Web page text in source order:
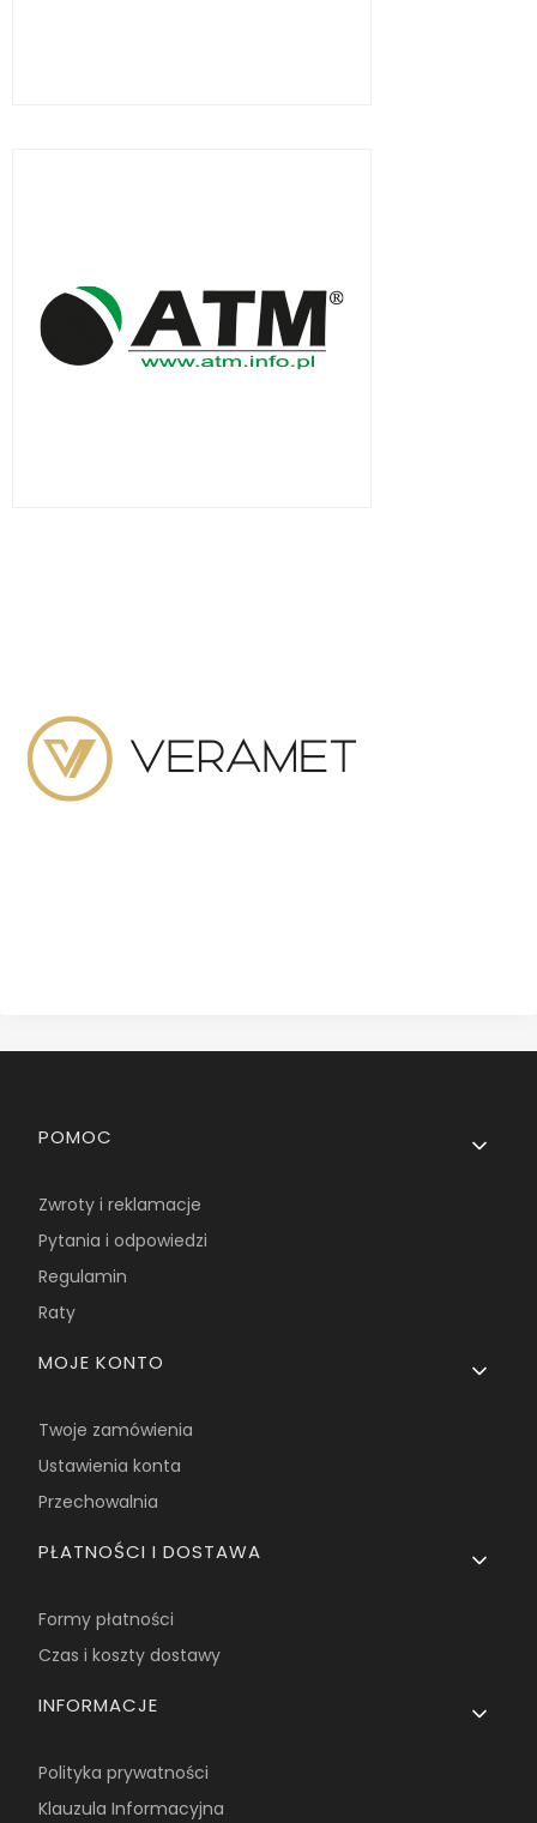
Linki w stopce
POMOC
Zwroty i reklamacje
Pytania i odpowiedzi
Regulamin
Raty
MOJE KONTO
Twoje zamówienia
Ustawienia konta
Przechowalnia
PŁATNOŚCI I DOSTAWA
Formy płatności
Czas i koszty dostawy
INFORMACJE
Polityka prywatności
Klauzula Informacyjna